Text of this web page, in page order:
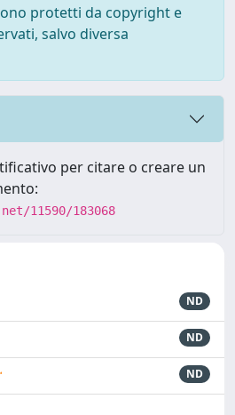
protetti da copyright e
salvo diversa
per citare o creare un
11590/183068
ND
ND
ND